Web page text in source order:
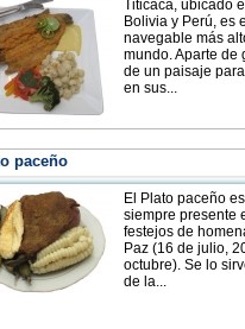
Titicaca, ubicado
Bolivia y Perú, es
navegable más
mundo. Aparte de
de un paisaje
en sus...
paceño
El Plato paceño
siempre presente
festejos de
Paz (16 de julio,
octubre). Se lo
de la...